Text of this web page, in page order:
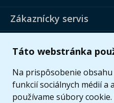
Táto webstránka
Na prispôsobenie
funkcií sociálnych médií a
používame súbory
Zákaznícky servis